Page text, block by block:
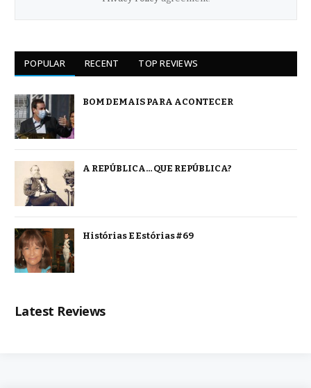
POPULAR RECENT TOP REVIEWS
BOM DEMAIS PARA ACONTECER
A REPÚBLICA… QUE REPÚBLICA?
Histórias E Estórias #69
Latest Reviews